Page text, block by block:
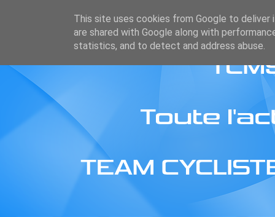
This site uses cookies from Google to deliver
are shared with Google along with
statistics, and to detect and address abuse.